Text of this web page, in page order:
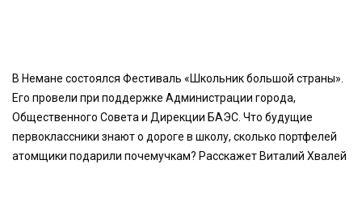
В Немане состоялся Фестиваль «Школьник большой страны».
Его провели при поддержке Администрации города,
Общественного Совета и Дирекции БАЭС. Что будущие
первоклассники знают о дороге в школу, сколько портфелей
атомщики подарили почемучкам? Расскажет Виталий Хвалей